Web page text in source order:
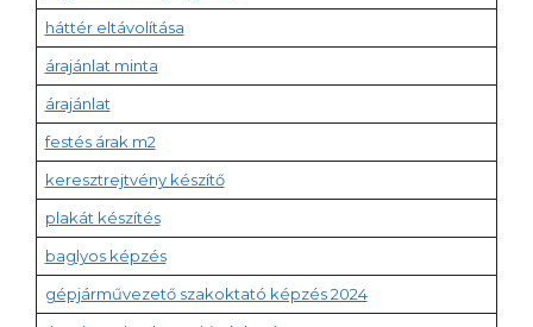
háttér eltávolítása
árajánlat minta
árajánlat
festés árak m2
keresztrejtvény készítő
plakát készítés
baglyos képzés
gépjárművezető szakoktató képzés 2024